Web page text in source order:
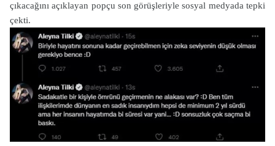
çıkacağını açıklayan popçu son görüşleriyle sosyal medyada tepki
çekti.